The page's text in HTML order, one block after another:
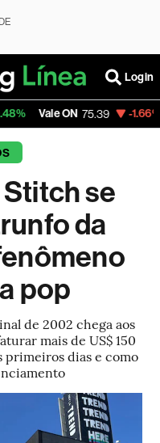
Login
75.39 -1.66% Itaú PN
se
da
pop
de 2002 chega aos
mais de US$ 150
primeiros dias e como